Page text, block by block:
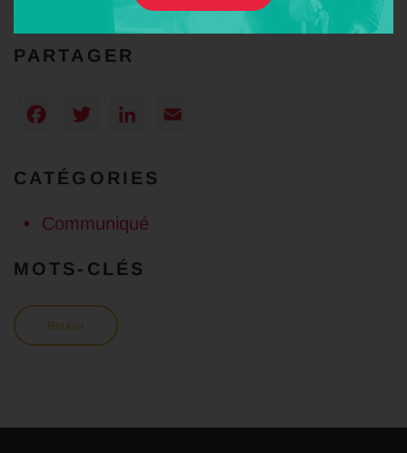
PARTAGER
Facebook
TwitterLinkedIn
CATÉGORIES
Communiqué
MOTS-CLÉS
Routier